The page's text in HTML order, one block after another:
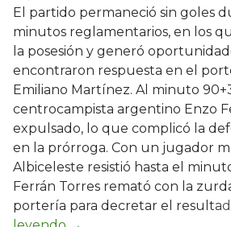
El partido permaneció sin goles
minutos reglamentarios, en los
la posesión y generó
encontraron respuesta en el
Emiliano Martínez. Al minuto
centrocampista argentino Enzo
expulsado, lo que complicó la
en la prórroga. Con un jugador
Albiceleste resistió hasta el
Ferrán Torres remató con la
portería para decretar el